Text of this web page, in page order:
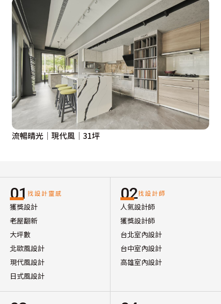
流暢晴光│現代風│31坪
01 找設計靈感
獲獎設計
老屋翻新
大坪數
北歐風設計
現代風設計
日式風設計
02找設計師
人氣設計師
獲獎設計師
台北室內設計
台中室內設計
高雄室內設計